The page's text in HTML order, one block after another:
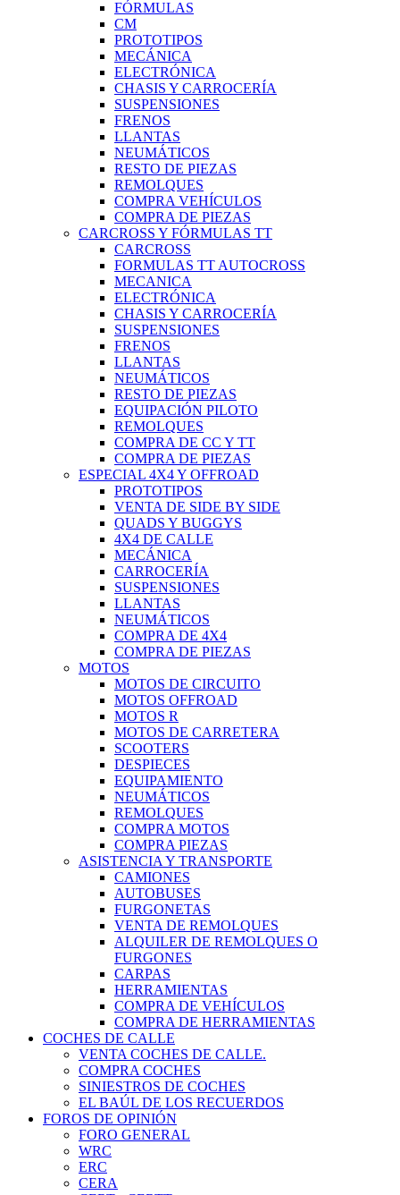
FÓRMULAS
CM
PROTOTIPOS
MECÁNICA
ELECTRÓNICA
CHASIS Y CARROCERÍA
SUSPENSIONES
FRENOS
LLANTAS
NEUMÁTICOS
RESTO DE PIEZAS
REMOLQUES
COMPRA VEHÍCULOS
COMPRA DE PIEZAS
CARCROSS Y FÓRMULAS TT
CARCROSS
FORMULAS TT AUTOCROSS
MECANICA
ELECTRÓNICA
CHASIS Y CARROCERÍA
SUSPENSIONES
FRENOS
LLANTAS
NEUMÁTICOS
RESTO DE PIEZAS
EQUIPACIÓN PILOTO
REMOLQUES
COMPRA DE CC Y TT
COMPRA DE PIEZAS
ESPECIAL 4X4 Y OFFROAD
PROTOTIPOS
VENTA DE SIDE BY SIDE
QUADS Y BUGGYS
4X4 DE CALLE
MECÁNICA
CARROCERÍA
SUSPENSIONES
LLANTAS
NEUMÁTICOS
COMPRA DE 4X4
COMPRA DE PIEZAS
MOTOS
MOTOS DE CIRCUITO
MOTOS OFFROAD
MOTOS R
MOTOS DE CARRETERA
SCOOTERS
DESPIECES
EQUIPAMIENTO
NEUMÁTICOS
REMOLQUES
COMPRA MOTOS
COMPRA PIEZAS
ASISTENCIA Y TRANSPORTE
CAMIONES
AUTOBUSES
FURGONETAS
VENTA DE REMOLQUES
ALQUILER DE REMOLQUES O
FURGONES
CARPAS
HERRAMIENTAS
COMPRA DE VEHÍCULOS
COMPRA DE HERRAMIENTAS
COCHES DE CALLE
VENTA COCHES DE CALLE.
COMPRA COCHES
SINIESTROS DE COCHES
EL BAÚL DE LOS RECUERDOS
FOROS DE OPINIÓN
FORO GENERAL
WRC
ERC
CERA